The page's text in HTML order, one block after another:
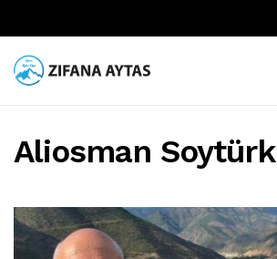
Aliosman Soytürk